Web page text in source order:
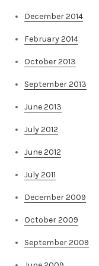
December 2014
February 2014
October 2013
September 2013
June 2013
July 2012
June 2012
July 2011
December 2009
October 2009
September 2009